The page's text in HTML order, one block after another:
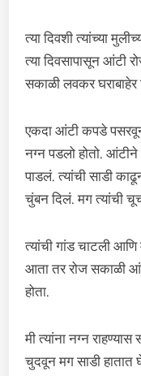
त्या दिवशी त्यांच्या
त्या दिवसापासून आंटी
सकाळी लवकर घराबाहेर
एकदा आंटी कपडे
नग्न पडलो होतो.
पाडलं. त्यांची साडी
चुंबन दिलं. मग त्यांची
त्यांची गांड चाटली
आता तर रोज सकाळी
होता.
मी त्यांना नग्न
चुदवून मग साडी हातात